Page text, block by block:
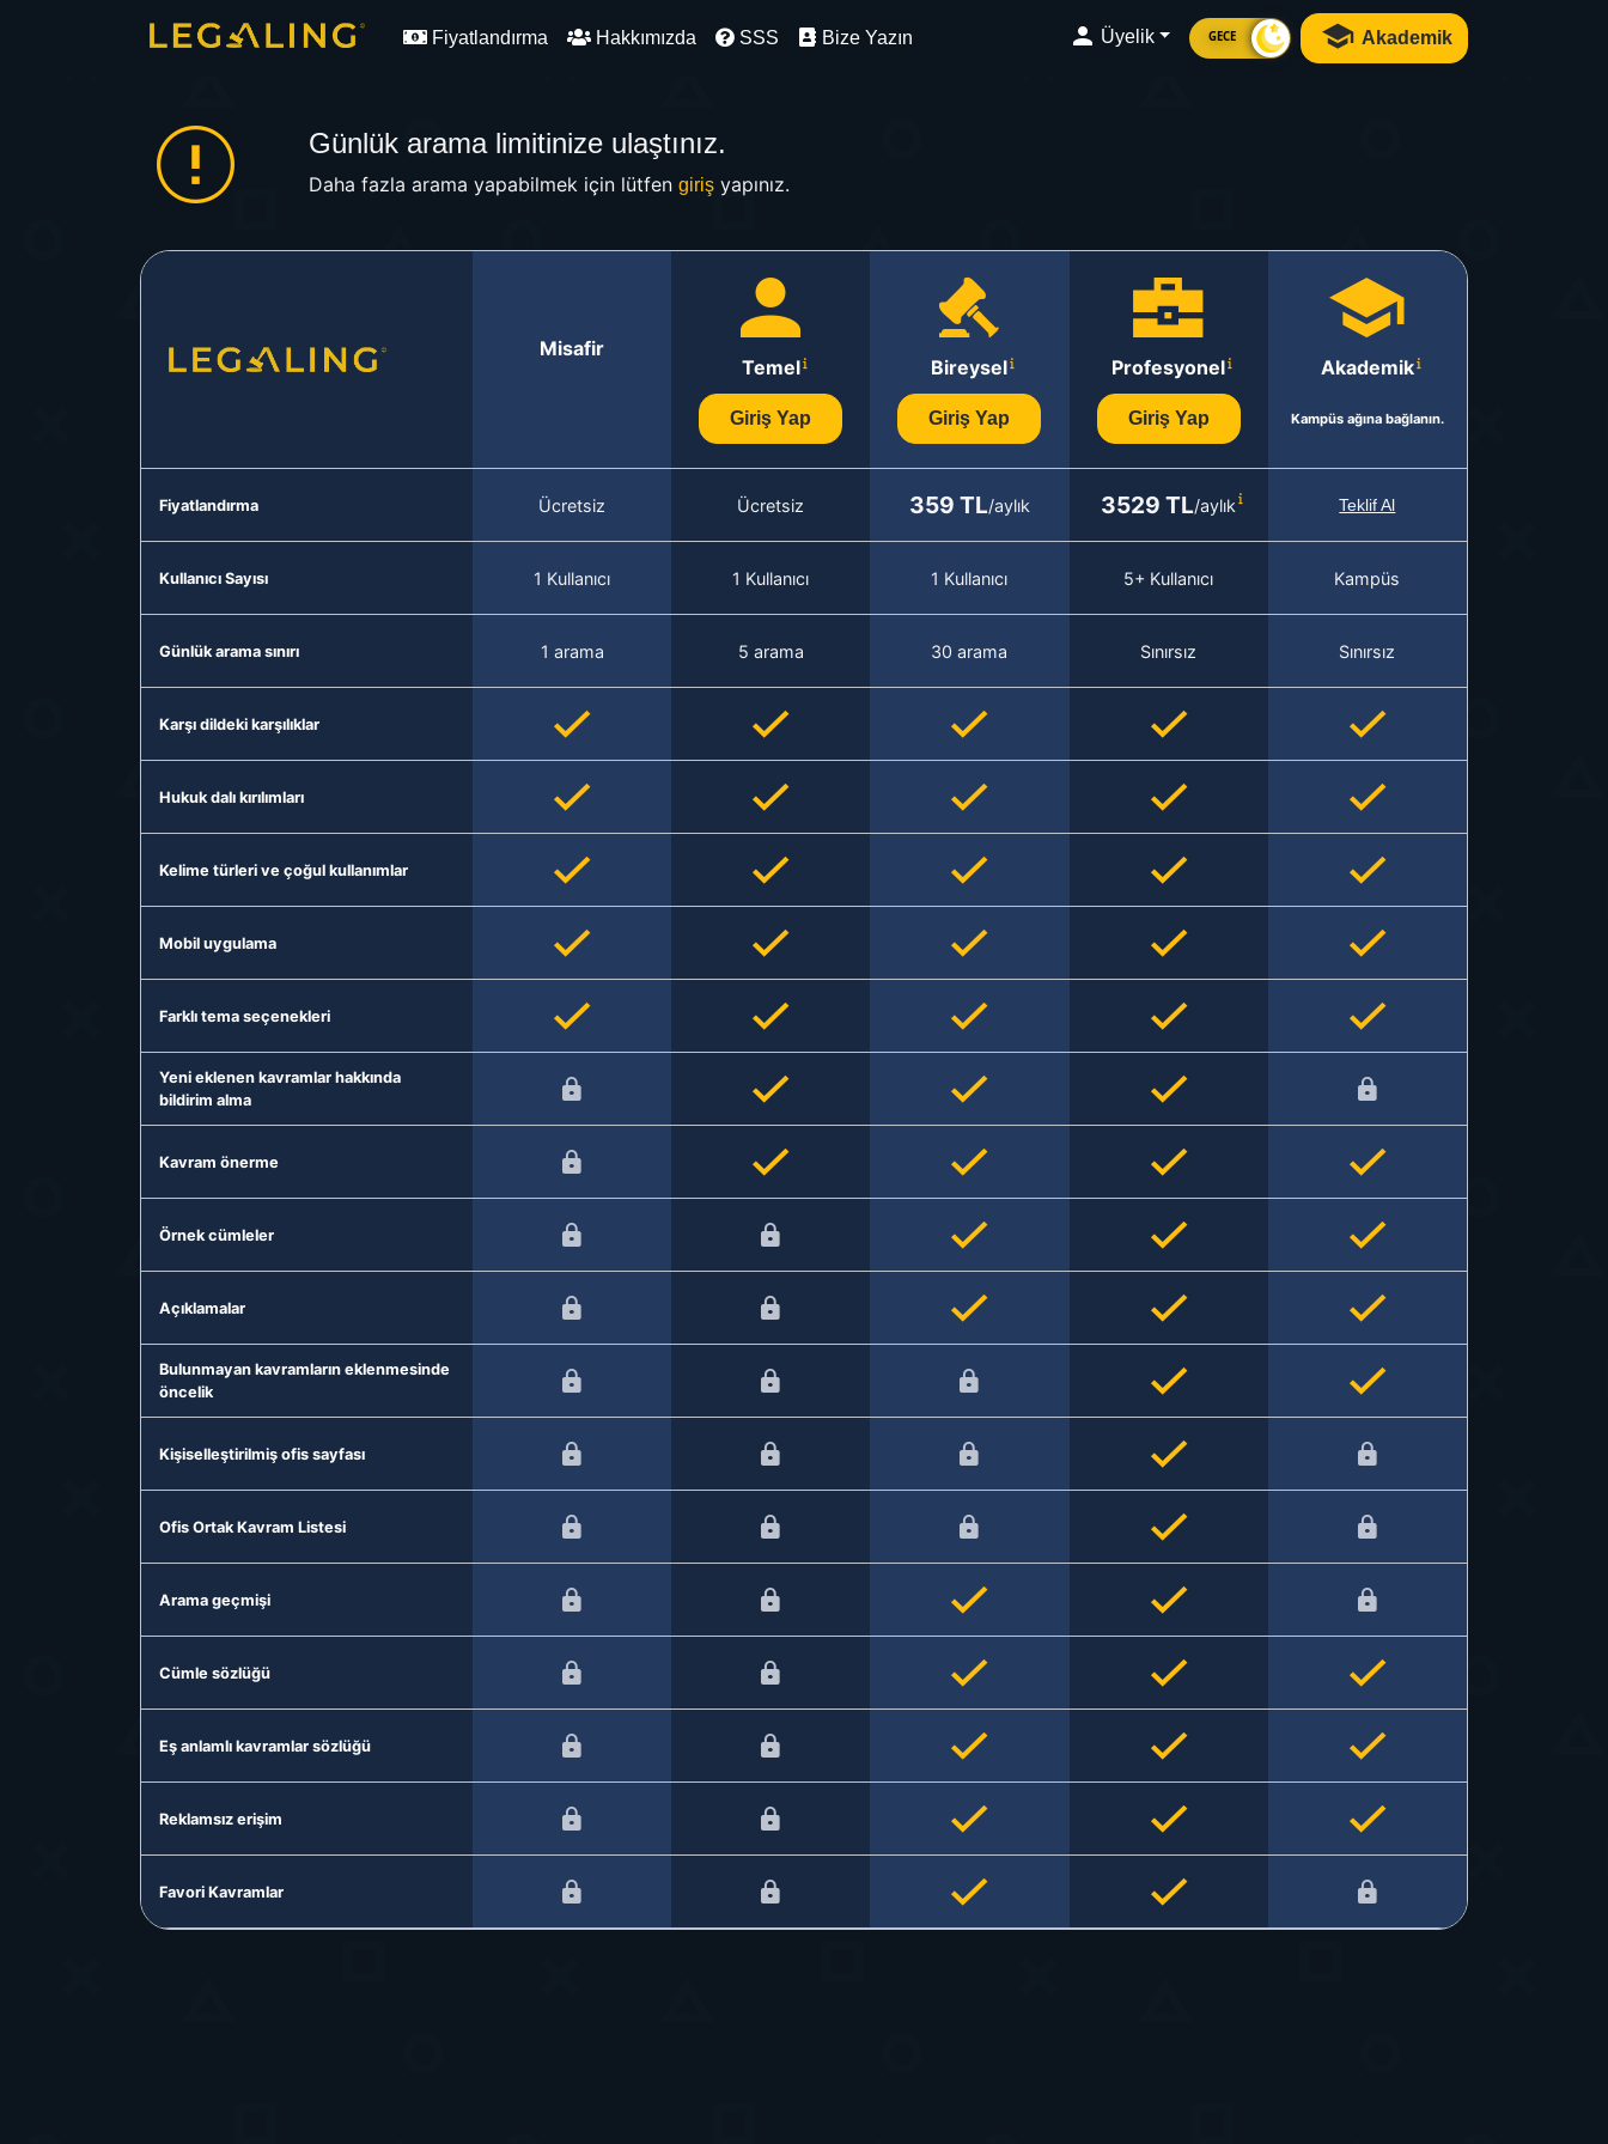
Fiyatlandırma Hakkımızda SSS Bize Yazın Üyelik GECE Akademik
Günlük arama limitinize ulaştınız.
Daha fazla arama yapabilmek için lütfen girişyapınız.
Misafir
Temel
Giriş Yap
Bireysel
Giriş Yap
Profesyonel
Giriş Yap
Akademik
Kampüs ağına bağlanın.
Fiyatlandırma Ücretsiz Ücretsiz 359 TL/aylık 3529 TL/aylık Teklif Al
Kullanıcı Sayısı 1 Kullanıcı 1 Kullanıcı 1 Kullanıcı 5+ Kullanıcı Kampüs
Günlük arama sınırı 1 arama 5 arama 30 arama Sınırsız Sınırsız
Karşı dildeki karşılıklar
Hukuk dalı kırılımları
Kelime türleri ve çoğul kullanımlar
Mobil uygulama
Farklı tema seçenekleri
Yeni eklenen kavramlar hakkında
bildirim alma
Kavram önerme
Örnek cümleler
Açıklamalar
Bulunmayan kavramların eklenmesinde
öncelik
Kişiselleştirilmiş ofis sayfası
Ofis Ortak Kavram Listesi
Arama geçmişi
Cümle sözlüğü
Eş anlamlı kavramlar sözlüğü
Reklamsız erişim
Favori Kavramlar